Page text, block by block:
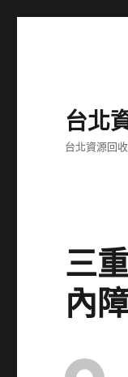
台北
台北資源回
三
內